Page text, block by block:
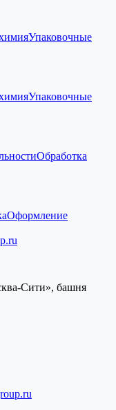
Упаковочные
Упаковочные
Обработка
Оформление
Сити», башня